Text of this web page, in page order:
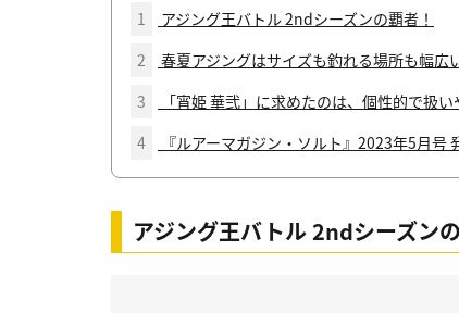
1
アジング王バトル 2ndシーズンの覇者！
2
春夏アジングはサイズも釣れる場所も幅広
3
「宵姫 華弐」に求めたのは、個性的で扱
4
『ルアーマガジン・ソルト』2023年5月号
アジング王バトル 2ndシーズン